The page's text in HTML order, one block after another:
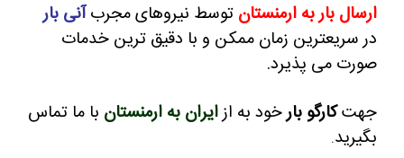
ارسال بار به ارمنستان توسط نیروهای مجربآنی بار
در سریعترین زمان ممکن و با دقیق ترین خدمات
صورت می پذیرد.
جهتکارگو بارخود به ازایران به ارمنستان با ما تماس
بگیرید.